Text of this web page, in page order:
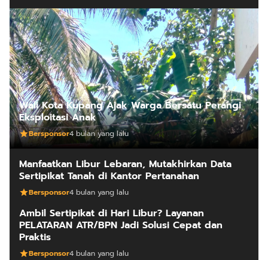
Wali Kota Kupang Ajak Warga Bersatu Perangi
Eksploitasi Anak
Bersponsor4 bulan yang lalu
Manfaatkan Libur Lebaran, Mutakhirkan Data
Sertipikat Tanah di Kantor Pertanahan
Bersponsor4 bulan yang lalu
Ambil Sertipikat di Hari Libur? Layanan
PELATARAN ATR/BPN Jadi Solusi Cepat dan
Praktis
Bersponsor4 bulan yang lalu